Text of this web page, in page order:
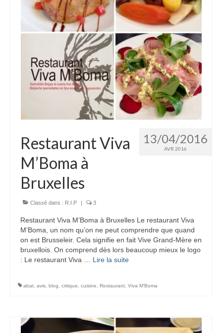
13/04/2016
AVR 2016
Restaurant Viva
M’Boma à
Bruxelles
Classé dans : R.I.P | 3
Restaurant Viva M’Boma à Bruxelles Le restaurant Viva
M’Boma, un nom qu’on ne peut comprendre que quand
on est Brusseleir. Cela signifie en fait Vive Grand-Mère en
bruxellois. On comprend dès lors beaucoup mieux le logo
: Le restaurant Viva … Lire la suite­­
abat avis blog critique cuisine Restaurant Viva M'Boma